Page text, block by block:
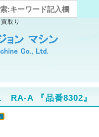
取り
RA-A 『品番8302』